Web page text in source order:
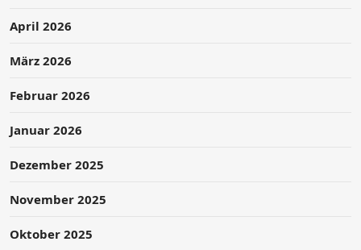
April 2026
März 2026
Februar 2026
Januar 2026
Dezember 2025
November 2025
Oktober 2025